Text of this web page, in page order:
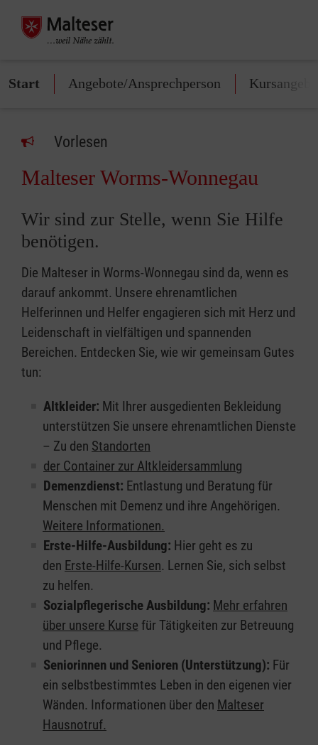
Start Angebote/Ansprechperson
Vorlesen
Malteser Worms-Wonnegau
Wir sind zur Stelle, wenn Sie Hilfe
benötigen.
Die Malteser in Worms-Wonnegau sind da, wenn es
darauf ankommt. Unsere ehrenamtlichen
Helferinnen und Helfer engagieren sich mit Herz und
Leidenschaft in vielfältigen und spannenden
Bereichen. Entdecken Sie, wie wir gemeinsam Gutes
tun:
Altkleider: Mit Ihrer ausgedienten Bekleidung
unterstützen Sie unsere ehrenamtlichen Dienste
– Zu den Standorten
der Container zur Altkleidersammlung
Demenzdienst: Entlastung und Beratung für
Menschen mit Demenz und ihre Angehörigen.
Weitere Informationen.
Erste-Hilfe-Ausbildung: Hier geht es zu
den Erste-Hilfe-Kursen. Lernen Sie, sich selbst
zu helfen.
Sozialpflegerische Ausbildung: Mehr erfahren
über unsere Kurse für Tätigkeiten zur Betreuung
und Pflege.
Seniorinnen und Senioren (Unterstützung): Für
ein selbstbestimmtes Leben in den eigenen vier
Wänden. Informationen über den Malteser
Hausnotruf.